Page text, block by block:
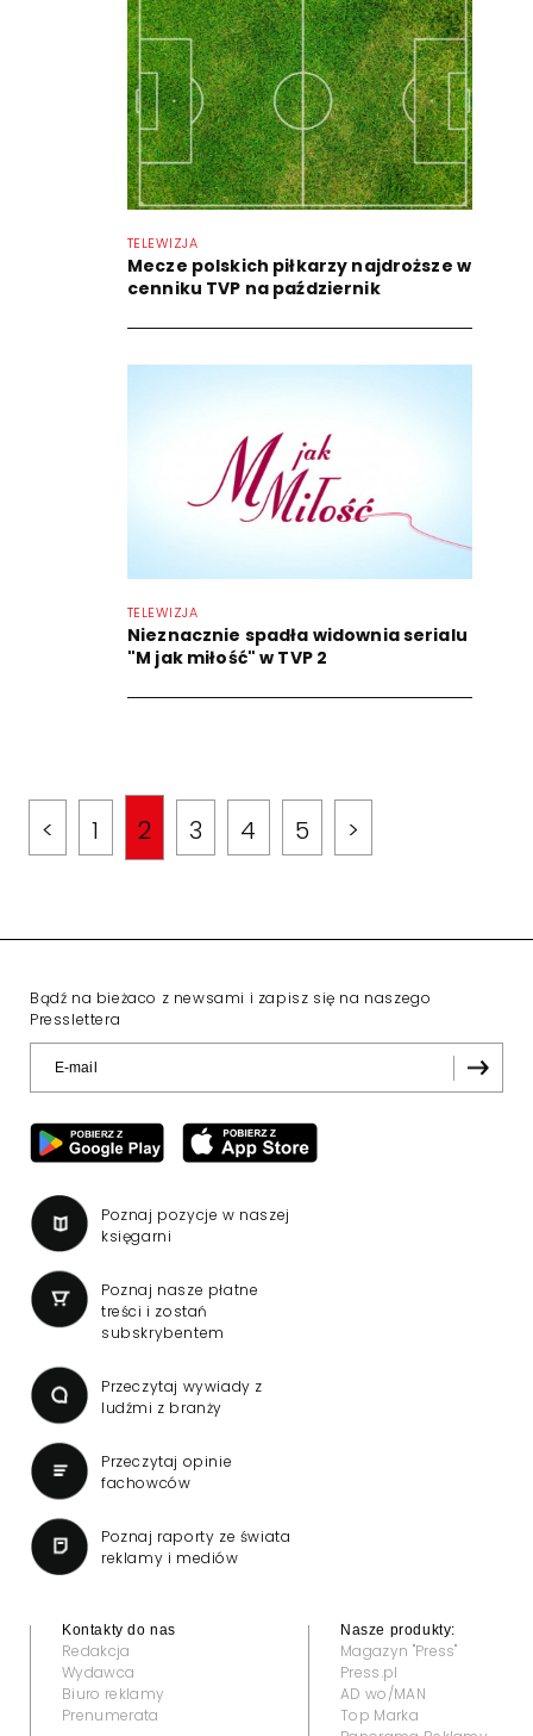
TELEWIZJA
Mecze polskich piłkarzy najdroższe w
cenniku TVP na październik
TELEWIZJA
Nieznacznie spadła widownia serialu
"M jak miłość" w TVP 2
< 1 2 3 4 5 >
Bądź na bieżaco z newsami i zapisz się na naszego
Presslettera
Poznaj pozycje w naszej
księgarni
Poznaj nasze płatne
treści i zostań
subskrybentem
Przeczytaj wywiady z
ludźmi z branży
Przeczytaj opinie
fachowców
Poznaj raporty ze świata
reklamy i mediów
Kontakty do nas
Redakcja
Wydawca
Biuro reklamy
Prenumerata
Nasze produkty:
Magazyn "Press"
Press.pl
AD wo/MAN
Top Marka